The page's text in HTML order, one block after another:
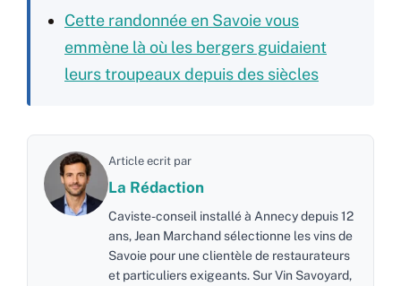
Cette randonnée en Savoie vous
emmène là où les bergers guidaient
leurs troupeaux depuis des siècles
Article ecrit par
La Rédaction
Caviste-conseil installé à Annecy depuis 12
ans, Jean Marchand sélectionne les vins de
Savoie pour une clientèle de restaurateurs
et particuliers exigeants. Sur Vin Savoyard,